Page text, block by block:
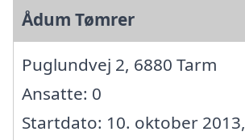
Ådum Tømrer
Puglundvej 2, 6880 Tarm
Ansatte: 0
Startdato: 10. oktober 2013,